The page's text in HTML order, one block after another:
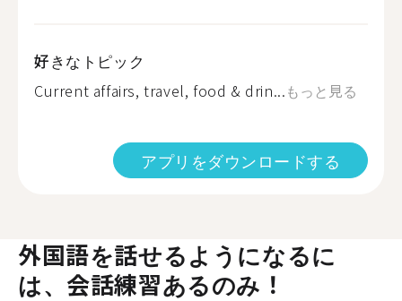
好きなトピック
Current affairs, travel, food & drin...もっと見る
アプリをダウンロードする
外国語を話せるようになるに
は、会話練習あるのみ！